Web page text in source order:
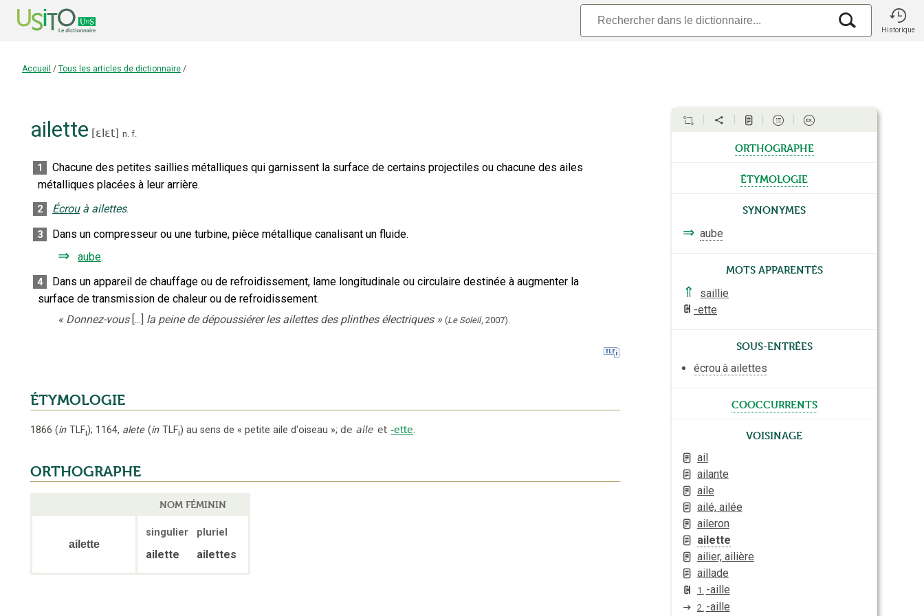
Historique
Accueil / Tous les articles de dictionnaire /
ailette [ɛlɛt] n. f.
1
Chacune des petites saillies métalliques qui garnissent la surface de certains projectiles ou chacune des ailes
métalliques placées à leur arrière.
2 Écrou à ailettes.
3 Dans un compresseur ou une turbine, pièce métallique canalisant un fluide.
⇒ aube.
4
Dans un appareil de chauffage ou de refroidissement, lame longitudinale ou circulaire destinée à augmenter la
surface de transmission de chaleur ou de refroidissement.
« Donnez-vous [...] la peine de dépoussiérer les ailettes des plinthes électriques » (Le Soleil, 2007).
ÉTYMOLOGIE
1866 (in TLFi); 1164, alete (in TLFi) au sens de « petite aile d'oiseau »; de aile et -ette.
ORTHOGRAPHE
NOM FÉMININ
ailette
singulier pluriel
ailette ailettes
orthographe
étymologie
Synonymes
⇒ aube
Mots apparentés
⇑
saillie
-ette
Sous-entrées
écrou à ailettes
cooccurrents
Voisinage
ail
ailante
aile
ailé, ailée
aileron
ailette
ailier, ailière
aillade
1. -aille
2. -aille